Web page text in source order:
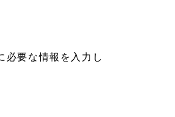
必要な情報を入力し